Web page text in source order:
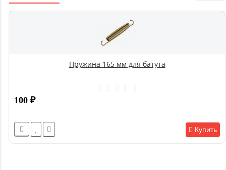
Пружина 165 мм для батута
100 ₽
Купить